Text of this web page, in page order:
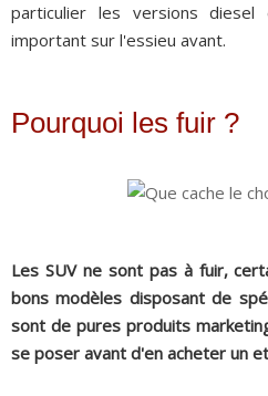
particulier les versions
important sur l'essieu avant.
Pourquoi les fuir ?
Les SUV ne sont pas à fuir,
bons modèles disposant de
sont de pures produits
se poser avant d'en acheter un